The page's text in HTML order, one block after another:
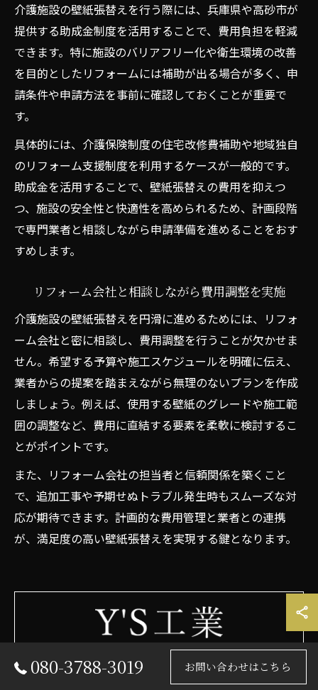
介護施設の壁紙張替えを行う際には、兵庫県や高砂市が
提供する助成金制度を活用することで、費用負担を軽減
できます。特に施設のバリアフリー化や衛生環境の改善
を目的としたリフォームには補助が出る場合が多く、申
請条件や申請方法を事前に確認しておくことが重要で
す。
具体的には、介護保険制度の住宅改修費補助や地域独自
のリフォーム支援制度を利用するケースが一般的です。
助成金を活用することで、壁紙張替えの費用を抑えつ
つ、施設の安全性と快適性を高められるため、計画段階
で専門業者と相談しながら申請準備を進めることをおす
すめします。
リフォーム会社と相談しながら費用調整を実施
介護施設の壁紙張替えを円滑に進めるためには、リフォ
ーム会社と密に相談し、費用調整を行うことが欠かせま
せん。希望する予算や施工スケジュールを明確に伝え、
業者からの提案を踏まえながら無理のないプランを作成
しましょう。例えば、使用する壁紙のグレードや施工範
囲の調整など、費用に直結する要素を柔軟に検討するこ
とがポイントです。
また、リフォーム会社の担当者と信頼関係を築くこと
で、追加工事や予期せぬトラブル発生時もスムーズな対
応が期待できます。計画的な費用管理と業者との連携
が、満足度の高い壁紙張替えを実現する鍵となります。
壁紙リフォームとエアコン工事に特化した会社として、兵
庫でニーズに合わせたサービスをご提供しております。賃
080-3788-3019 お問い合わせはこちら